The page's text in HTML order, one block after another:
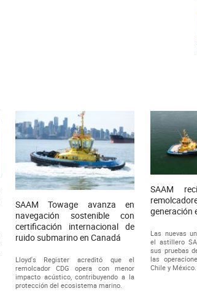
SAAM Towage avanza en
navegación sostenible con
certificación internacional de
ruido submarino en Canadá
Lloyd's Register acreditó que el
remolcador CDG opera con menor
impacto acústico, contribuyendo a la
protección del ecosistema marino.
SAAM
generación
Las nuevas
el astillero
sus pruebas
las
Chile y México.